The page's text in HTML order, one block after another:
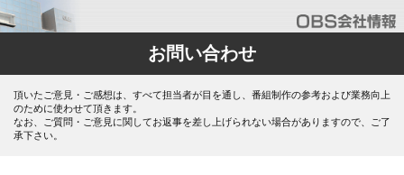
お問い合わせ
頂いたご意見・ご感想は、すべて担当者が目を通し、番組制作の参考および業務向上
のために使わせて頂きます。
なお、ご質問・ご意見に関してお返事を差し上げられない場合がありますので、ご了
承下さい。